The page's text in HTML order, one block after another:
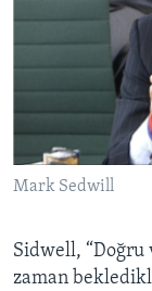
Mark Sedwill
Sidwell, “Doğru
zaman